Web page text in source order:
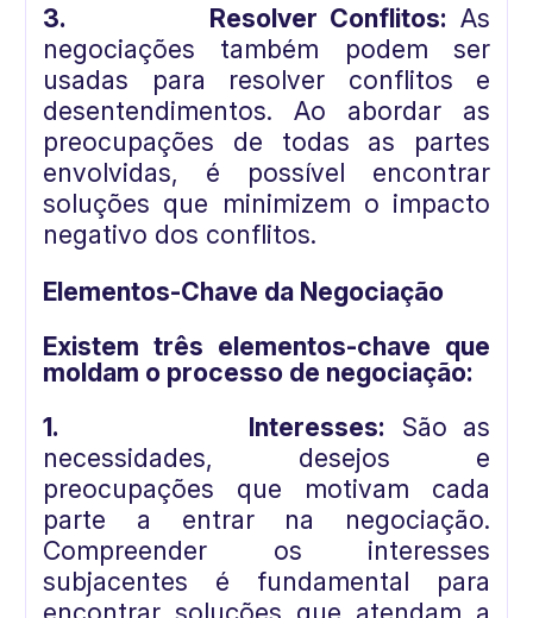
3.
Resolver Conflitos: As
negociações também podem ser
usadas para resolver conflitos e
desentendimentos. Ao abordar as
preocupações de todas as partes
envolvidas, é possível encontrar
soluções que minimizem o impacto
negativo dos conflitos.
Elementos-Chave da Negociação
Existem três elementos-chave que
moldam o processo de negociação:
1.
Interesses: São as
necessidades, desejos e
preocupações que motivam cada
parte a entrar na negociação.
Compreender os interesses
subjacentes é fundamental para
encontrar soluções que atendam a